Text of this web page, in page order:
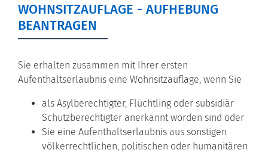
WOHNSITZAUFLAGE - AUFHEBUNG
BEANTRAGEN
Sie erhalten zusammen mit Ihrer ersten
Aufenthaltserlaubnis eine Wohnsitzauflage, wenn Sie
als Asylberechtigter, Flüchtling oder subsidiär
Schutzberechtigter anerkannt worden sind oder
Sie eine Aufenthaltserlaubnis aus sonstigen
völkerrechtlichen, politischen oder humanitären